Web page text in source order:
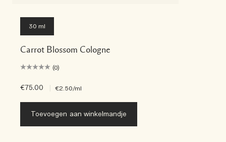
30 ml
Carrot Blossom Cologne
(0)
€75.00 €2.50/ml
Toevoegen aan winkelmandje